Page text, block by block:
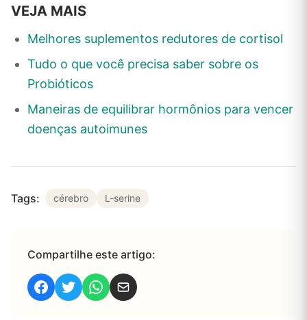
VEJA MAIS
Melhores suplementos redutores de cortisol
Tudo o que você precisa saber sobre os
Probióticos
Maneiras de equilibrar hormônios para vencer
doenças autoimunes
Tags: cérebro L-serine
Compartilhe este artigo: